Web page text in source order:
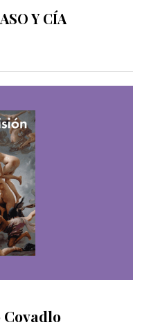
Y CÍA
Covadlo